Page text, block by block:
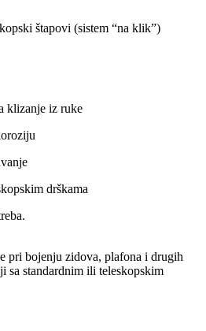
štapovi (sistem “na klik”)
klizanje iz ruke
drškama
pri bojenju zidova, plafona i drugih
sa standardnim ili teleskopskim